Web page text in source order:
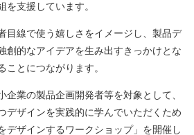
を支援しています。
目線で使う嬉しさをイメージし、製品デ
創的なアイデアを生み出すきっかけとな
ことにつながります。
業の製品企画開発者等を対象として、
デザインを実践的に学んでいただくため
デザインするワークショップ」を開催し